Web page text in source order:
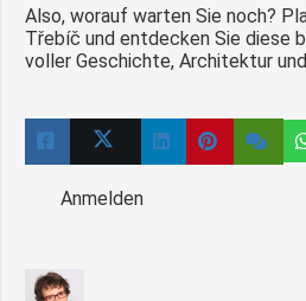
Also, worauf warten Sie noch?
Třebíč und entdecken Sie diese
voller Geschichte, Architektur
Anmelden